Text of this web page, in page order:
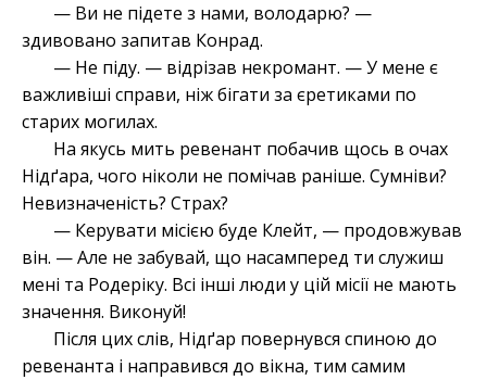
— Ви не підете з нами, володарю? —
здивовано запитав Конрад.
— Не піду. — відрізав некромант. — У мене є
важливіші справи, ніж бігати за єретиками по
старих могилах.
На якусь мить ревенант побачив щось в очах
Нідґара, чого ніколи не помічав раніше. Сумніви?
Невизначеність? Страх?
— Керувати місією буде Клейт, — продовжував
він. — Але не забувай, що насамперед ти служиш
мені та Родеріку. Всі інші люди у цій місії не мають
значення. Виконуй!
Після цих слів, Нідґар повернувся спиною до
ревенанта і направився до вікна, тим самим